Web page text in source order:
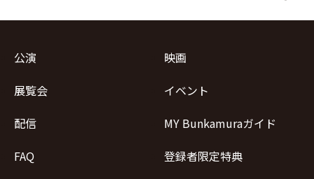
公演
映画
展覧会
イベント
配信
MY Bunkamuraガイド
FAQ
登録者限定特典